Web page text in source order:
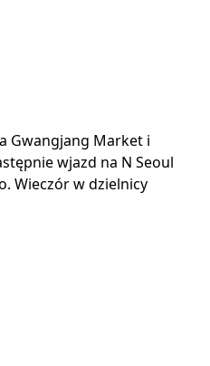
Gwangjang Market i
wjazd na N Seoul
Wieczór w dzielnicy